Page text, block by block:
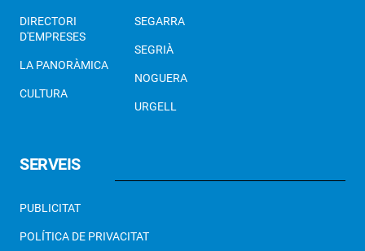
DIRECTORI
D'EMPRESES
LA PANORÀMICA
CULTURA
SEGARRA
SEGRIÀ
NOGUERA
URGELL
SERVEIS
PUBLICITAT
POLÍTICA DE PRIVACITAT